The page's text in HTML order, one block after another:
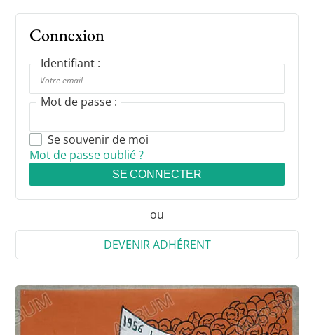
Connexion
Identifiant :
Mot de passe :
Se souvenir de moi
Mot de passe oublié ?
SE CONNECTER
ou
DEVENIR ADHÉRENT